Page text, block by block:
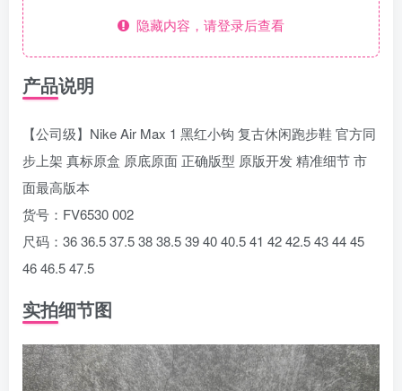
隐藏内容，请登录后查看
产品说明
【公司级】Nike Air Max 1 黑红小钩 复古休闲跑步鞋 官方同
步上架 真标原盒 原底原面 正确版型 原版开发 精准细节 市
面最高版本
货号：FV6530 002
尺码：36 36.5 37.5 38 38.5 39 40 40.5 41 42 42.5 43 44 45
46 46.5 47.5
实拍细节图